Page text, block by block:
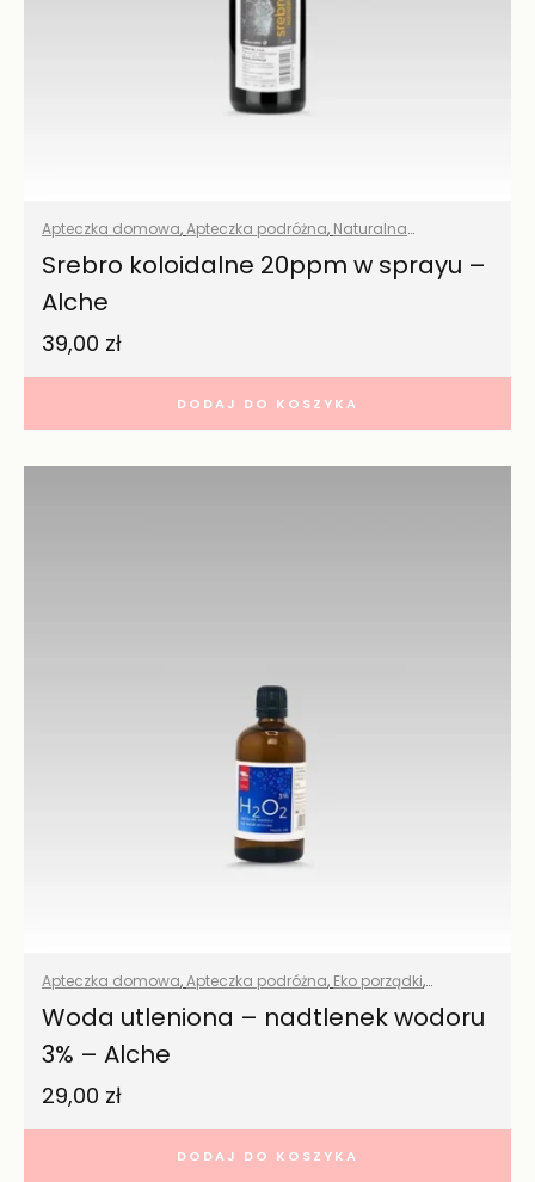
Apteczka domowa,Apteczka podróżna, Naturalna
pielęgnacja ,Pielęgnacja twarzy,Pielęgnaja jamy ustnej,
Wszystkie produkty
Srebro koloidalne 20ppm w sprayu –
Alche
39,00 zł
DODAJ DO KOSZYKA
Apteczka domowa,Apteczka podróżna, Eko porządki,
Naturalna pielęgnacja, Pielęgnaja jamy ustnej,Pranie ,Środki
Woda utleniona – nadtlenek wodoru
3% – Alche
29,00 zł
DODAJ DO KOSZYKA